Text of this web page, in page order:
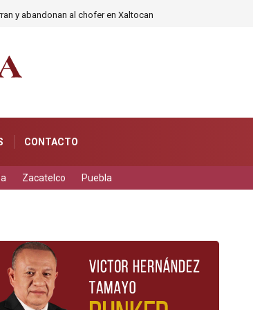
y abandonan al chofer en Xaltocan
CONTACTO
Zacatelco Puebla